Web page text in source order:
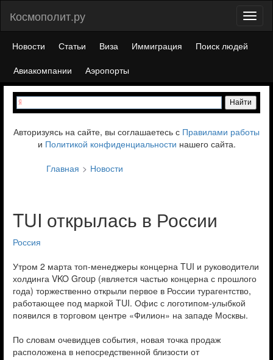
Космополит.ру
Новости Статьи Виза Иммиграция
Поиск людей
Авиакомпании
Аэропорты
Авторизуясь на сайте, вы соглашаетесь с Правилами работы
и Политикой конфиденциальности нашего сайта.
Главная
Новости
TUI открылась в России
Россия
Утром 2 марта топ-менеджеры концерна TUI и руководители
холдинга VKO Group (является частью концерна с прошлого
года) торжественно открыли первое в России турагентство,
работающее под маркой TUI. Офис с логотипом-улыбкой
появился в торговом центре «Филион» на западе Москвы.
По словам очевидцев события, новая точка продаж
расположена в непосредственной близости от